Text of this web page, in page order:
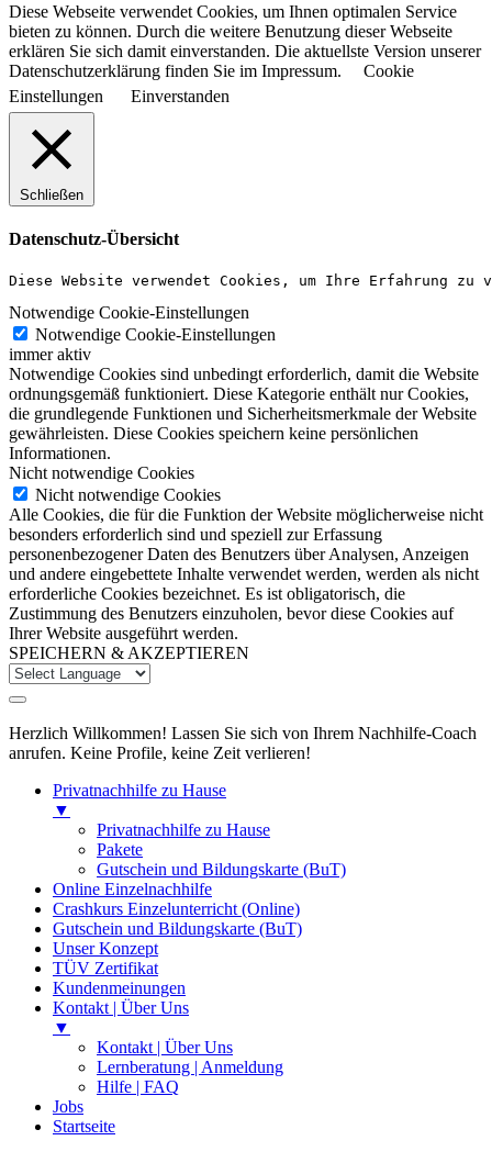
Diese Webseite verwendet Cookies, um Ihnen optimalen Service
bieten zu können. Durch die weitere Benutzung dieser Webseite
erklären Sie sich damit einverstanden. Die aktuellste Version unserer
Datenschutzerklärung finden Sie im Impressum.
Cookie
Einstellungen
Einverstanden
Schließen
Datenschutz-Übersicht
Diese Website verwendet Cookies, um Ihre Erfahrung
Notwendige Cookie-Einstellungen
Notwendige Cookie-Einstellungen
immer aktiv
Notwendige Cookies sind unbedingt erforderlich, damit die Website
ordnungsgemäß funktioniert. Diese Kategorie enthält nur Cookies,
die grundlegende Funktionen und Sicherheitsmerkmale der Website
gewährleisten. Diese Cookies speichern keine persönlichen
Informationen.
Nicht notwendige Cookies
Nicht notwendige Cookies
Alle Cookies, die für die Funktion der Website möglicherweise nicht
besonders erforderlich sind und speziell zur Erfassung
personenbezogener Daten des Benutzers über Analysen, Anzeigen
und andere eingebettete Inhalte verwendet werden, werden als nicht
erforderliche Cookies bezeichnet. Es ist obligatorisch, die
Zustimmung des Benutzers einzuholen, bevor diese Cookies auf
Ihrer Website ausgeführt werden.
SPEICHERN & AKZEPTIEREN
Herzlich Willkommen! Lassen Sie sich von Ihrem Nachhilfe-Coach
anrufen. Keine Profile, keine Zeit verlieren!
Privatnachhilfe zu Hause
▼
Privatnachhilfe zu Hause
Pakete
Gutschein und Bildungskarte (BuT)
Online Einzelnachhilfe
Crashkurs Einzelunterricht (Online)
Gutschein und Bildungskarte (BuT)
Unser Konzept
TÜV Zertifikat
Kundenmeinungen
Kontakt | Über Uns
▼
Kontakt | Über Uns
Lernberatung | Anmeldung
Hilfe | FAQ
Jobs
Startseite